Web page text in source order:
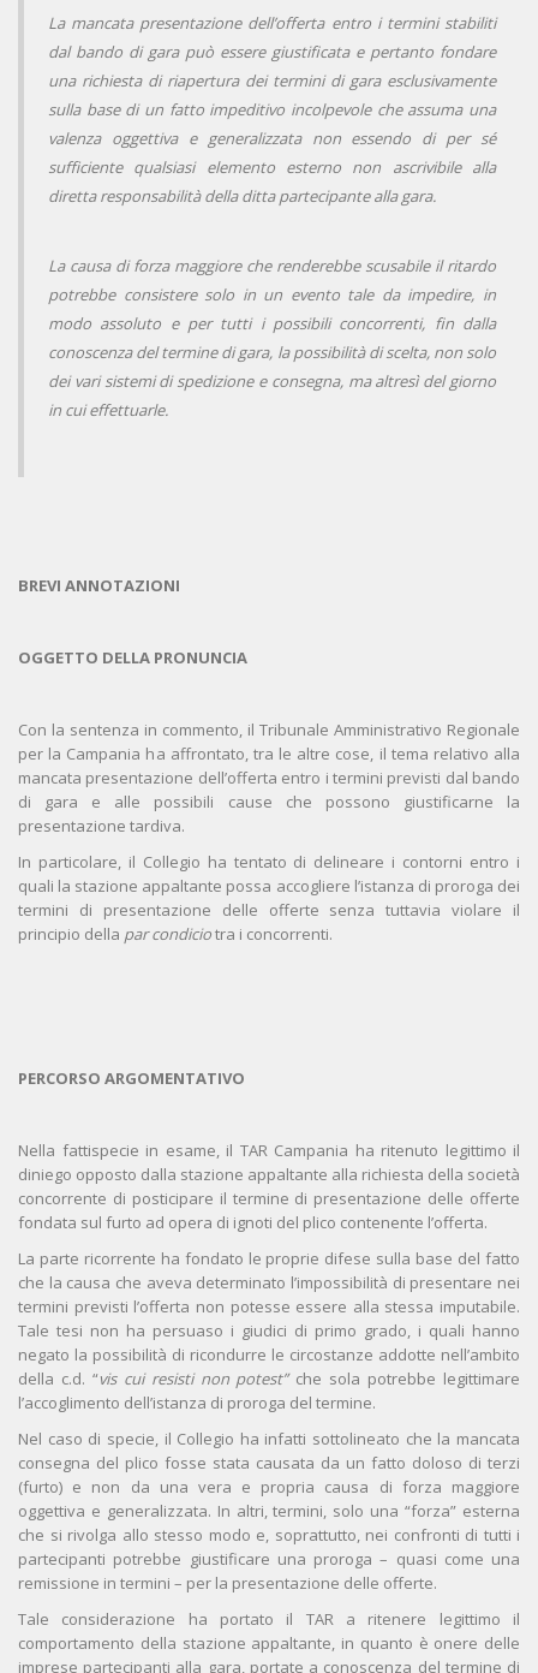
La mancata presentazione dell’offerta entro i termini stabiliti
dal bando di gara può essere giustificata e pertanto fondare
una richiesta di riapertura dei termini di gara esclusivamente
sulla base di un fatto impeditivo incolpevole che assuma una
valenza oggettiva e generalizzata non essendo di per sé
sufficiente qualsiasi elemento esterno non ascrivibile alla
diretta responsabilità della ditta partecipante alla gara.
La causa di forza maggiore che renderebbe scusabile il ritardo
potrebbe consistere solo in un evento tale da impedire, in
modo assoluto e per tutti i possibili concorrenti, fin dalla
conoscenza del termine di gara, la possibilità di scelta, non solo
dei vari sistemi di spedizione e consegna, ma altresì del giorno
in cui effettuarle.
BREVI ANNOTAZIONI
OGGETTO DELLA PRONUNCIA
Con la sentenza in commento, il Tribunale Amministrativo Regionale
per la Campania ha affrontato, tra le altre cose, il tema relativo alla
mancata presentazione dell’offerta entro i termini previsti dal bando
di gara e alle possibili cause che possono giustificarne la
presentazione tardiva.
In particolare, il Collegio ha tentato di delineare i contorni entro i
quali la stazione appaltante possa accogliere l’istanza di proroga dei
termini di presentazione delle offerte senza tuttavia violare il
principio della par condiciotra i concorrenti.
PERCORSO ARGOMENTATIVO
Nella fattispecie in esame, il TAR Campania ha ritenuto legittimo il
diniego opposto dalla stazione appaltante alla richiesta della società
concorrente di posticipare il termine di presentazione delle offerte
fondata sul furto ad opera di ignoti del plico contenente l’offerta.
La parte ricorrente ha fondato le proprie difese sulla base del fatto
che la causa che aveva determinato l’impossibilità di presentare nei
termini previsti l’offerta non potesse essere alla stessa imputabile.
Tale tesi non ha persuaso i giudici di primo grado, i quali hanno
negato la possibilità di ricondurre le circostanze addotte nell’ambito
della c.d. “vis cui resisti non potest”che sola potrebbe legittimare
l’accoglimento dell’istanza di proroga del termine.
Nel caso di specie, il Collegio ha infatti sottolineato che la mancata
consegna del plico fosse stata causata da un fatto doloso di terzi
(furto) e non da una vera e propria causa di forza maggiore
oggettiva e generalizzata. In altri, termini, solo una “forza” esterna
che si rivolga allo stesso modo e, soprattutto, nei confronti di tutti i
partecipanti potrebbe giustificare una proroga – quasi come una
remissione in termini – per la presentazione delle offerte.
Tale considerazione ha portato il TAR a ritenere legittimo il
comportamento della stazione appaltante, in quanto è onere delle
imprese partecipanti alla gara, portate a conoscenza del termine di